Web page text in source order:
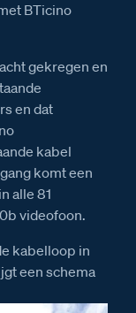
BTicino
gekregen en
en dat
kabel
komt een
alle 81
videofoon.
kabelloop in
een schema